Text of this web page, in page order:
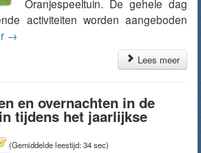
Oranjespeeltuin. De gehele dag
activiteiten worden aangeboden
→
Lees meer
en overnachten in de
tijdens het jaarlijkse
(Gemiddelde leestijd: 34 sec)